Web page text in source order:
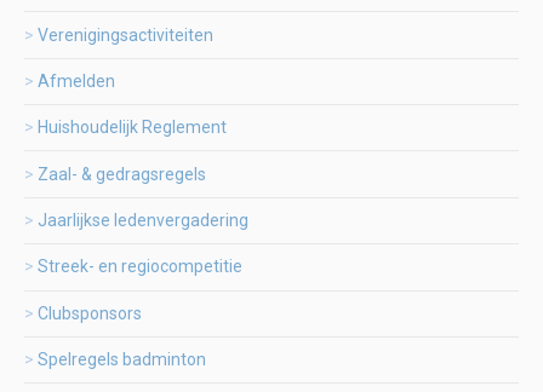
Verenigingsactiviteiten
Afmelden
Huishoudelijk Reglement
Zaal- & gedragsregels
Jaarlijkse ledenvergadering
Streek- en regiocompetitie
Clubsponsors
Spelregels badminton